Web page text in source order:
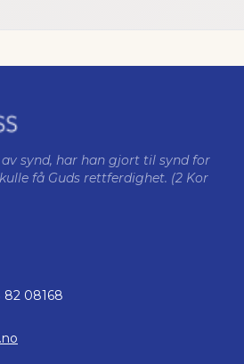
synd, har han gjort til synd for
få Guds rettferdighet. (2 Kor
82 08168